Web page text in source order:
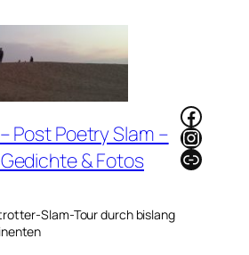
Post Poetry Slam –
& Fotos
Slam-Tour durch bislang
Link